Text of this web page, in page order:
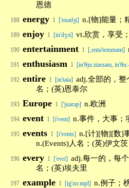
恩德
188 energy 1 ['enədʒi] n.[物]能量；
189 enjoy 1 [in'dʒɔi] vt.欣赏，享受
190 entertainment 1 [,entə'teinmənt]
191 enthusiasm 1 [in'θju:ziæzəm,
192 entire 1 [in'taiə] adj.全部的，整
名；(英)恩泰尔
193 Europe 1 ['juərəp] n.欧洲
194 event 1 [i'vent] n.事件，大事；
195 events 1 [i'vents] n.[计][物][数]
n.(Events)人名；(英)伊文茨
196 every 1 ['evri] adj.每一的，每
名；(英)埃夫里
197 example 1 [ig'zɑ:mpl] n.例子；